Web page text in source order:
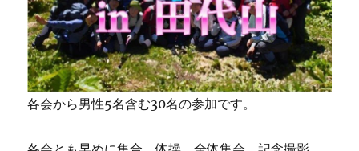
各会から男性5名含む30名の参加です。